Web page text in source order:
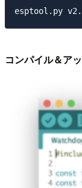
コンパイル＆ア